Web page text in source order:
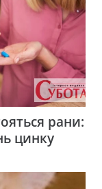
рани:
цинку